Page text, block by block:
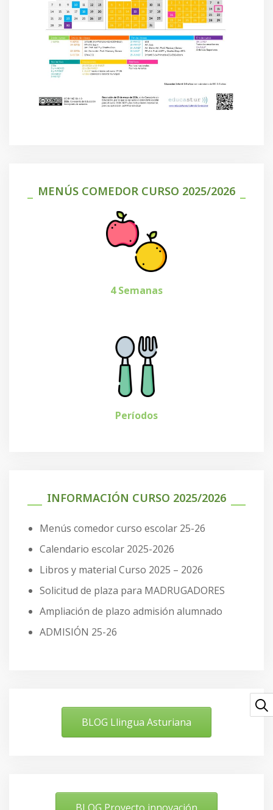
MENÚS COMEDOR CURSO 2025/2026
4 Semanas
Períodos
INFORMACIÓN CURSO 2025/2026
Menús comedor curso escolar 25-26
Calendario escolar 2025-2026
Libros y material Curso 2025 – 2026
Solicitud de plaza para MADRUGADORES
Ampliación de plazo admisión alumnado
ADMISIÓN 25-26
BLOG Llingua Asturiana
BLOG Proyecto innovación